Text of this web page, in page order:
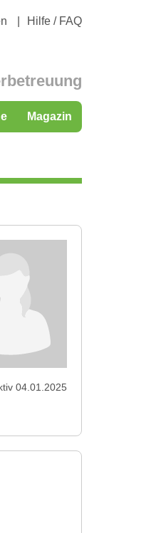
Hilfe / FAQ
Magazin
04.01.2025